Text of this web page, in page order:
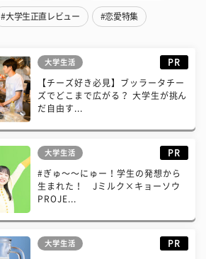
#大学生正直レビュー #恋愛特集
大学生活 PR
【チーズ好き必見】ブッラータチー
ズでどこまで広がる？ 大学生が挑ん
だ自由す...
大学生活 PR
#ぎゅ〜〜にゅー！学生の発想から
生まれた！ Jミルク×キョーソウ
PROJE...
大学生活 PR